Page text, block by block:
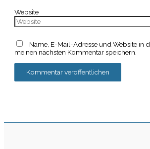
Website
Name, E-Mail-Adresse und Website in
meinen nächsten Kommentar speichern.